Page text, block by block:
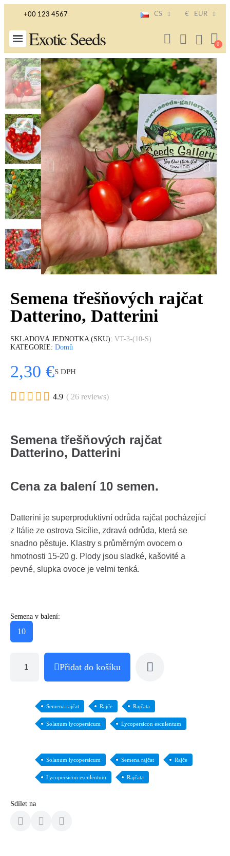
+00 123 4567 CS € EUR
Exotic Seeds
Semena třešňových rajčat
Datterino, Datterini
SKLADOVÁ JEDNOTKA (SKU) VT-3-(10-S)
KATEGORIE Domů
2,30 €S DPH
     4.9 ( 26 reviews)
Semena třešňových rajčat
Datterino, Datterini
Cena za balení 10 semen.
Datterini je superproduktivní odrůda rajčat pocházející
z Itálie ze ostrova Sicílie, zdravá odrůda, která se
snadno pěstuje. Klastry s průměrným ovocem o
hmotnosti 15-20 g. Plody jsou sladké, kašovité a
pevné, slupka ovoce je velmi tenká.
Semena v balení:
10
Přidat do košíku
Semena rajčat Rajče Rajčata
Solanum lycopersicum Lycopersicon esculentum
Solanum lycopersicum Semena rajčat Rajče
Lycopersicon esculentum Rajčata
Sdílet na